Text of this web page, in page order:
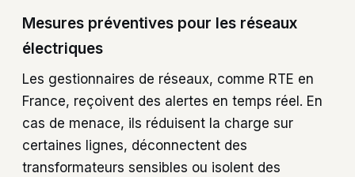
Mesures préventives pour les réseaux
électriques
Les gestionnaires de réseaux, comme RTE en
France, reçoivent des alertes en temps réel. En
cas de menace, ils réduisent la charge sur
certaines lignes, déconnectent des
transformateurs sensibles ou isolent des